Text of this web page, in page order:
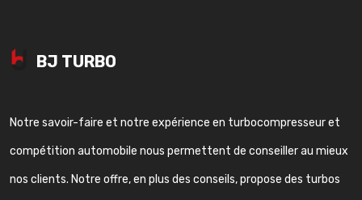
BJ TURBO
Notre savoir-faire et notre expérience en turbocompresseur et
compétition automobile nous permettent de conseiller au mieux
nos clients. Notre offre, en plus des conseils, propose des turbos